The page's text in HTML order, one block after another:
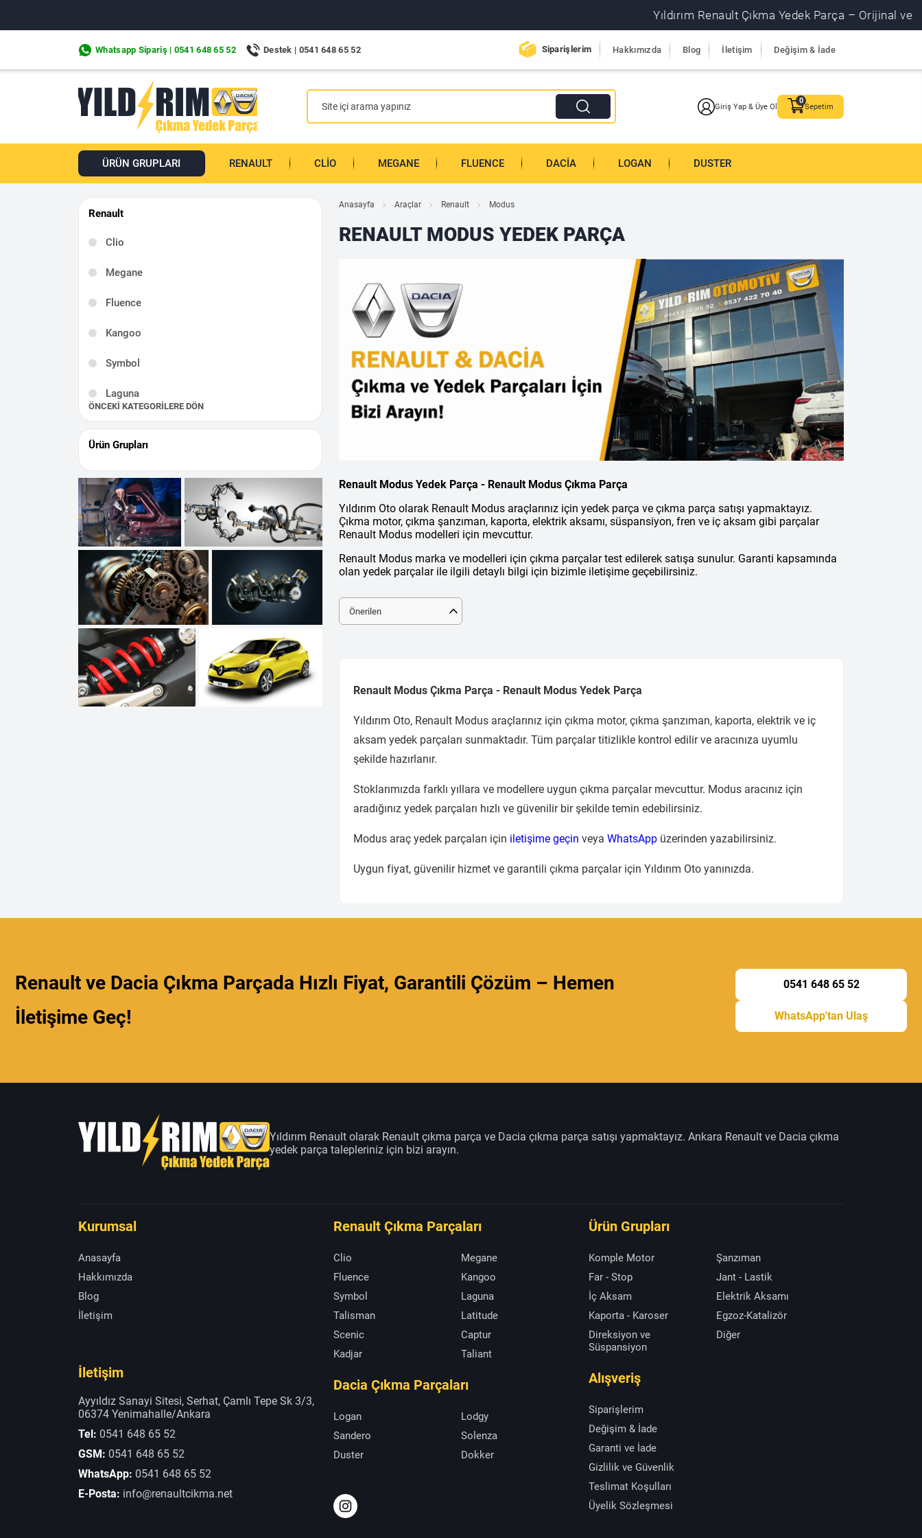
Yıldırım Renault Çıkma Yedek Parça – Orijinal ve
Whatsapp Sipariş | 0541 648 65 52 Destek | 0541 648 65 52 Siparişlerim Hakkımızda Blog İletişim Değişim & İade
Giriş Yap & Üye Ol Sepetim
ÜRÜN GRUPLARI RENAULT CLIO MEGANE FLUENCE DACIA LOGAN DUSTER
Renault
Clio
Megane
Fluence
Kangoo
Symbol
Laguna
Talisman
Latitude
Scenic
Captur
Kadjar
Taliant
Modus
ÖNCEKI KATEGORILERE DÖN
Ürün Grupları
Anasayfa Araçlar Renault Modus
RENAULT MODUS YEDEK PARÇA
Renault Modus Yedek Parça - Renault Modus Çıkma Parça
Yıldırım Oto olarak Renault Modus araçlarınız için yedek parça ve çıkma parça satışı yapmaktayız.
Çıkma motor, çıkma şanzıman, kaporta, elektrik aksamı, süspansiyon, fren ve iç aksam gibi parçalar
Renault Modus modelleri için mevcuttur.
Renault Modus marka ve modelleri için çıkma parçalar test edilerek satışa sunulur. Garanti kapsamında
olan yedek parçalar ile ilgili detaylı bilgi için bizimle iletişime geçebilirsiniz.
Önerilen
Renault Modus Çıkma Parça - Renault Modus Yedek Parça
Yıldırım Oto, Renault Modus araçlarınız için çıkma motor, çıkma şanzıman, kaporta, elektrik ve iç
aksam yedek parçaları sunmaktadır. Tüm parçalar titizlikle kontrol edilir ve aracınıza uyumlu
şekilde hazırlanır.
Stoklarımızda farklı yıllara ve modellere uygun çıkma parçalar mevcuttur. Modus aracınız için
aradığınız yedek parçaları hızlı ve güvenilir bir şekilde temin edebilirsiniz.
Modus araç yedek parçaları için iletişime geçin veya WhatsApp üzerinden yazabilirsiniz.
Uygun fiyat, güvenilir hizmet ve garantili çıkma parçalar için Yıldırım Oto yanınızda.
Renault ve Dacia Çıkma Parçada Hızlı Fiyat, Garantili Çözüm – Hemen
İletişime Geç!
0541 648 65 52
WhatsApp'tan Ulaş
Yıldırım Renault olarak Renault çıkma parça ve Dacia çıkma parça satışı yapmaktayız. Ankara Renault ve Dacia çıkma
yedek parça talepleriniz için bizi arayın.
Kurumsal
Anasayfa
Hakkımızda
Blog
İletişim
İletişim
Ayyıldız Sanayi Sitesi, Serhat, Çamlı Tepe Sk 3/3,
06374 Yenimahalle/Ankara
Tel: 0541 648 65 52
GSM: 0541 648 65 52
WhatsApp: 0541 648 65 52
E-Posta: info@renaultcikma.net
Renault Çıkma Parçaları
Clio
Megane
Fluence
Kangoo
Symbol
Laguna
Talisman
Latitude
Scenic
Captur
Kadjar
Taliant
Dacia Çıkma Parçaları
Logan
Lodgy
Sandero
Solenza
Duster
Dokker
Ürün Grupları
Komple Motor
Şanzıman
Far - Stop
Jant - Lastik
İç Aksam
Elektrik Aksamı
Kaporta - Karoser
Egzoz-Katalizör
Direksiyon ve
Süspansiyon
Diğer
Alışveriş
Siparişlerim
Değişim & İade
Garanti ve İade
Gizlilik ve Güvenlik
Teslimat Koşulları
Üyelik Sözleşmesi